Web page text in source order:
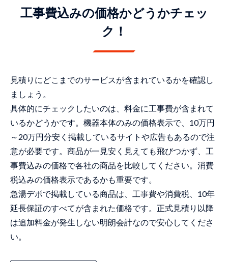
⼯事費込みの価格かどうかチェッ
ク！
見積りにどこまでのサービスが含まれているかを確認し
ましょう。
具体的にチェックしたいのは、料金に工事費が含まれて
いるかどうかです。機器本体のみの価格表示で、10万円
～20万円分安く掲載しているサイトや広告もあるので注
意が必要です。商品が一見安く見えても飛びつかず、工
事費込みの価格で各社の商品を比較してください。消費
税込みの価格表示であるかも重要です。
急湯デポで掲載している商品は、工事費や消費税、10年
延長保証のすべてが含まれた価格です。正式見積り以降
は追加料金が発生しない明朗会計なので安心してくださ
い。